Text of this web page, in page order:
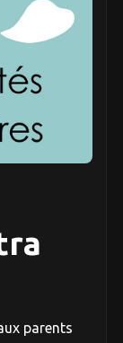
parents